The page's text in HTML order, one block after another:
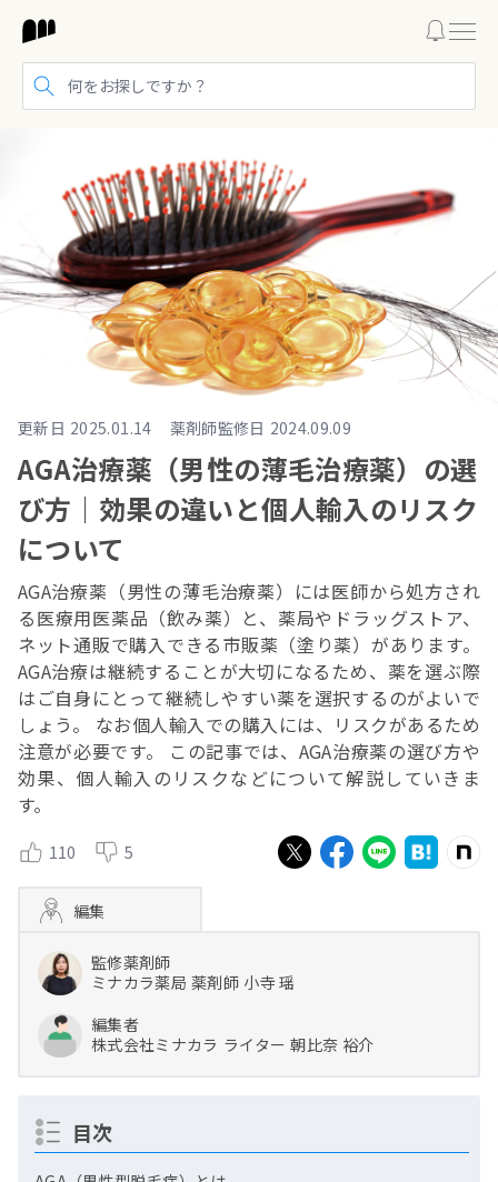
検索する
更新日 2025.01.14 薬剤師監修日 2024.09.09
AGA治療薬（男性の薄毛治療薬）の選
び方｜効果の違いと個人輸入のリスク
について
AGA治療薬（男性の薄毛治療薬）には医師から処方され
る医療用医薬品（飲み薬）と、薬局やドラッグストア、
ネット通販で購入できる市販薬（塗り薬）があります。
AGA治療は継続することが大切になるため、薬を選ぶ際
はご自身にとって継続しやすい薬を選択するのがよいで
しょう。 なお個人輸入での購入には、リスクがあるため
注意が必要です。 この記事では、AGA治療薬の選び方や
効果、個人輸入のリスクなどについて解説していきま
す。
110 5
編集
監修薬剤師
ミナカラ薬局 薬剤師 小寺 瑶
編集者
株式会社ミナカラ ライター 朝比奈 裕介
目次